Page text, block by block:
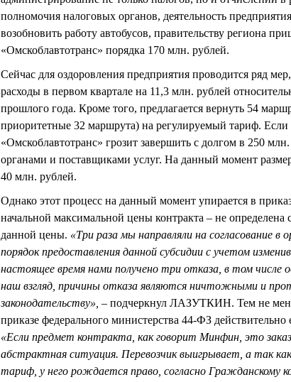
полномочия налоговых органов, деятельность
возобновить работу автобусов, правительству региона
«Омскоблавтотранс» порядка 170 млн. рублей.
Сейчас для оздоровления предприятия проводится ряд
расходы в первом квартале на 11,3 млн. рублей
прошлого года. Кроме того, предлагается вернуть 54
приоритетные 32 маршрута) на регулируемый тариф. Если
«Омскоблавтотранс» грозит завершить с долгом в 250
органами и поставщиками услуг. На данный момент
40 млн. рублей.
Однако этот процесс на данный момент упирается в
начальной максимальной цены контракта – не определена
данной цены. «Три раза мы направляли на согласование в
порядок предоставления данной субсидии с учетом
настоящее время нами получено три отказа, в том
наш взгляд, причины отказа являются ничтожными и
законодательству», – подчеркнул ЛАЗУТКИН. Тем не
приказе федерального министерства 44-ФЗ
«Если предмет контракта, как говорит Минфин, это
абстрактная ситуация. Перевозчик выигрывает, а так
тариф, у него рождается право, согласно Гражданскому